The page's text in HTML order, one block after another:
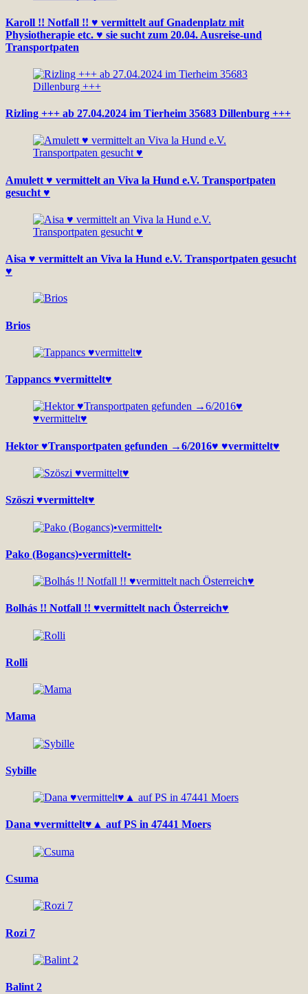
Karoll !! Notfall !! ♥ vermittelt auf Gnadenplatz mit
Physiotherapie etc. ♥ sie sucht zum 20.04. Ausreise-und
Transportpaten
Rizling +++ ab 27.04.2024 im Tierheim 35683 Dillenburg +++
Amulett ♥ vermittelt an Viva la Hund e.V. Transportpaten
gesucht ♥
Aisa ♥ vermittelt an Viva la Hund e.V. Transportpaten gesucht
♥
Brios
Tappancs ♥vermittelt♥
Hektor ♥Transportpaten gefunden →6/2016♥ ♥vermittelt♥
Szöszi ♥vermittelt♥
Pako (Bogancs)•vermittelt•
Bolhás !! Notfall !! ♥vermittelt nach Österreich♥
Rolli
Mama
Sybille
Dana ♥vermittelt♥▲ auf PS in 47441 Moers
Csuma
Rozi 7
Balint 2